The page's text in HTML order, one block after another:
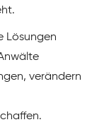
Lösungen
verändern